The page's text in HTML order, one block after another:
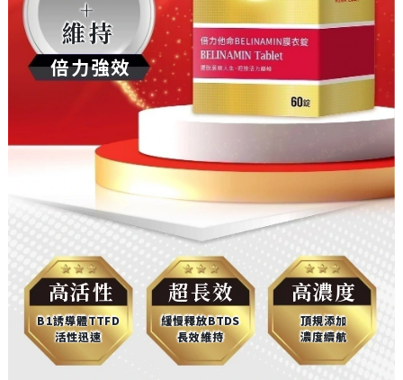
+
維持
倍力強效
高活性
B1誘導體TTFD
活性迅速
超長效
緩慢釋放BTDS
長效維持
高濃度
頂規添加
濃度續航